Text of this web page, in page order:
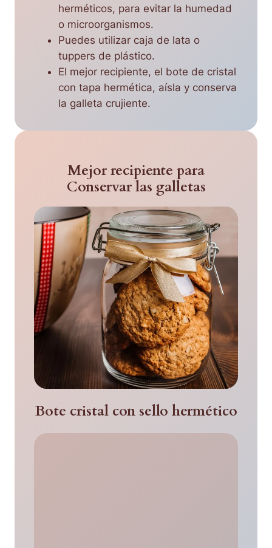
herméticos, para evitar la humedad
o microorganismos.
Puedes utilizar caja de lata o
tuppers de plástico.
El mejor recipiente, el bote de cristal
con tapa hermética, aísla y conserva
la galleta crujiente.
Mejor recipiente para
Conservar las galletas
Bote cristal con sello hermético